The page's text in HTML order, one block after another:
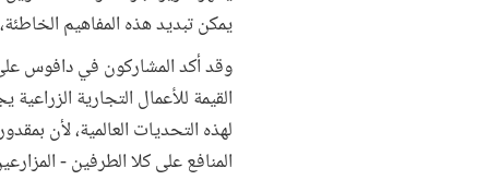
يمكن تبديد هذه المفاهيم
وقد أكد المشاركون في دافوس
القيمة للأعمال التجارية
لهذه التحديات العالمية، لأن
المنافع على كلا الطرفين -